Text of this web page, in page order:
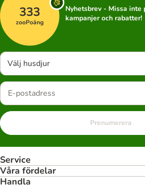
333
zooPoäng
Nyhetsbrev - Missa inte
kampanjer och rabatter!
Välj husdjur
Prenumerera
Service
Våra fördelar
Handla